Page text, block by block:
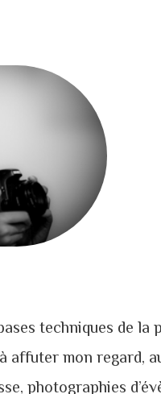
techniques de la
mon regard,
photographies